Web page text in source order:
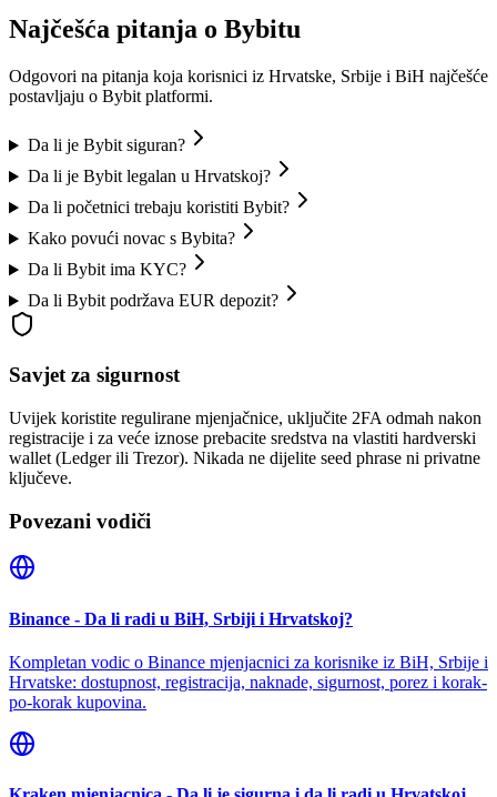
Najčešća pitanja o Bybitu
Odgovori na pitanja koja korisnici iz Hrvatske, Srbije i BiH najčešće
postavljaju o Bybit platformi.
Da li je Bybit siguran?
Da li je Bybit legalan u Hrvatskoj?
Da li početnici trebaju koristiti Bybit?
Kako povući novac s Bybita?
Da li Bybit ima KYC?
Da li Bybit podržava EUR depozit?
Savjet za sigurnost
Uvijek koristite regulirane mjenjačnice, uključite 2FA odmah nakon
registracije i za veće iznose prebacite sredstva na vlastiti hardverski
wallet (Ledger ili Trezor). Nikada ne dijelite seed phrase ni privatne
ključeve.
Povezani vodiči
Binance - Da li radi u BiH, Srbiji i Hrvatskoj?
Kompletan vodic o Binance mjenjacnici za korisnike iz BiH, Srbije i
Hrvatske: dostupnost, registracija, naknade, sigurnost, porez i korak-
po-korak kupovina.